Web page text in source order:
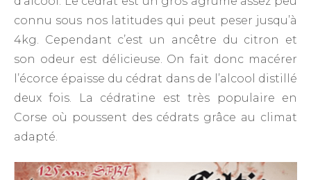
connu sous nos latitudes qui peut peser jusqu’à
4kg. Cependant c’est un ancêtre du citron et
son odeur est délicieuse. On fait donc macérer
l’écorce épaisse du cédrat dans de l’alcool distillé
deux fois. La cédratine est très populaire en
Corse où poussent des cédrats grâce au climat
adapté.